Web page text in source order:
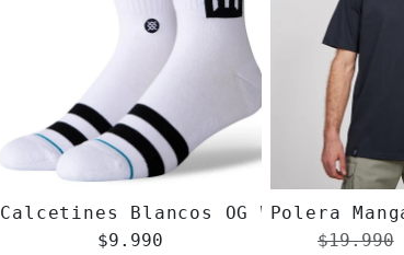
Calcetines Blancos OG White
$9.990
Polera
Precio
$19.990